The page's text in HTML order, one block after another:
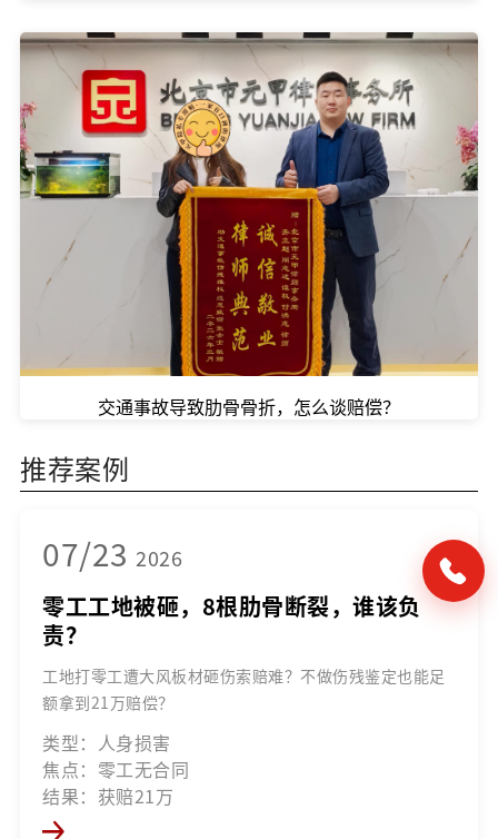
交通事故导致肋骨骨折，怎么谈赔偿？
推荐案例
07/23 2026
零工工地被砸，8根肋骨断裂，谁该负
责？
工地打零工遭大风板材砸伤索赔难？不做伤残鉴定也能足
额拿到21万赔偿？
类型：人身损害
焦点：零工无合同
结果：获赔21万